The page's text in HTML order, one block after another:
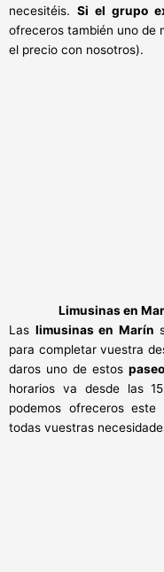
necesitéis.Si el grupo
ofreceros también uno de
el precio con nosotros).
Limusinas en
Las limusinas en Marín
para completar vuestra
daros uno de estos
horarios va desde las
podemos ofreceros
todas vuestras